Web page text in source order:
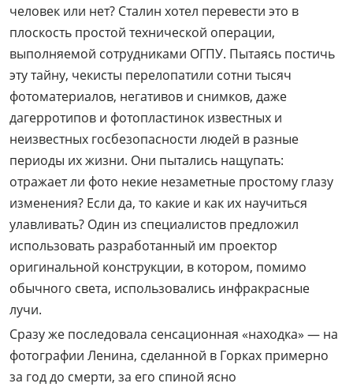
человек или нет? Сталин хотел перевести это в
плоскость простой технической операции,
выполняемой сотрудниками ОГПУ. Пытаясь постичь
эту тайну, чекисты перелопатили сотни тысяч
фотоматериалов, негативов и снимков, даже
дагерротипов и фотопластинок известных и
неизвестных госбезопасности людей в разные
периоды их жизни. Они пытались нащупать:
отражает ли фото некие незаметные простому глазу
изменения? Если да, то какие и как их научиться
улавливать? Один из специалистов предложил
использовать разработанный им проектор
оригинальной конструкции, в котором, помимо
обычного света, использовались инфракрасные
лучи.
Сразу же последовала сенсационная «находка» — на
фотографии Ленина, сделанной в Горках примерно
за год до смерти, за его спиной ясно